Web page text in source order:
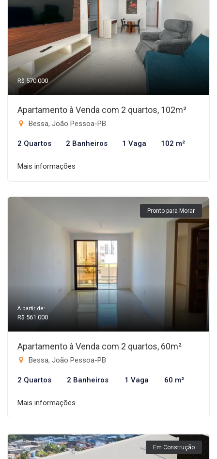
R$ 570.000
Apartamento à Venda com 2 quartos, 102m²
Bessa, João Pessoa-PB
2 Quartos 2 Banheiros 1 Vaga 102 m²
Mais informações
Pronto para Morar
A partir de:
R$ 561.000
Apartamento à Venda com 2 quartos, 60m²
Bessa, João Pessoa-PB
2 Quartos 2 Banheiros 1 Vaga 60 m²
Mais informações
Em Construção